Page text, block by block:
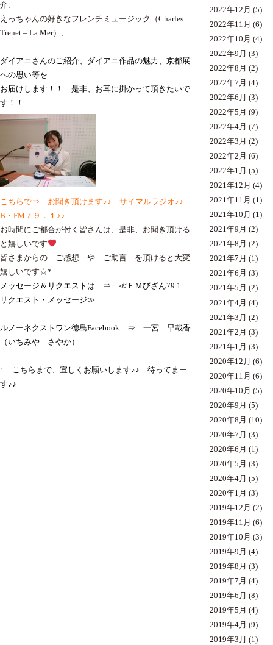
介、
えっちゃんの好きなフレンチミュージック（Charles
Trenet – La Mer）、
ダイアニさんのご紹介、ダイアニ作品の魅力、京都展
への思い等を
お届けします！！ 是非、お耳に掛かって頂きたいで
す！！
こちらで⇒ お聞き頂けます♪♪ サイマルラジオ♪♪
B・FM７９．１♪♪
お時間にご都合が付く皆さんは、是非、お聞き頂ける
と嬉しいです
皆さまからの ご感想 や ご助言 を頂けると大変
嬉しいです☆*
メッセージ＆リクエストは ⇒ ≪ＦＭびざん79.1
リクエスト・メッセージ≫
ルノーネクストワン徳島Facebook ⇒ 一宮 早哉香
（いちみや さやか）
↑ こちらまで、宜しくお願いします♪♪ 待ってまー
す♪♪
2022年12月 (5)
2022年11月 (6)
2022年10月 (4)
2022年9月 (3)
2022年8月 (2)
2022年7月 (4)
2022年6月 (3)
2022年5月 (9)
2022年4月 (7)
2022年3月 (2)
2022年2月 (6)
2022年1月 (5)
2021年12月 (4)
2021年11月 (1)
2021年10月 (1)
2021年9月 (2)
2021年8月 (2)
2021年7月 (1)
2021年6月 (3)
2021年5月 (2)
2021年4月 (4)
2021年3月 (2)
2021年2月 (3)
2021年1月 (3)
2020年12月 (6)
2020年11月 (6)
2020年10月 (5)
2020年9月 (5)
2020年8月 (10)
2020年7月 (3)
2020年6月 (1)
2020年5月 (3)
2020年4月 (5)
2020年1月 (3)
2019年12月 (2)
2019年11月 (6)
2019年10月 (3)
2019年9月 (4)
2019年8月 (3)
2019年7月 (4)
2019年6月 (8)
2019年5月 (4)
2019年4月 (9)
2019年3月 (1)